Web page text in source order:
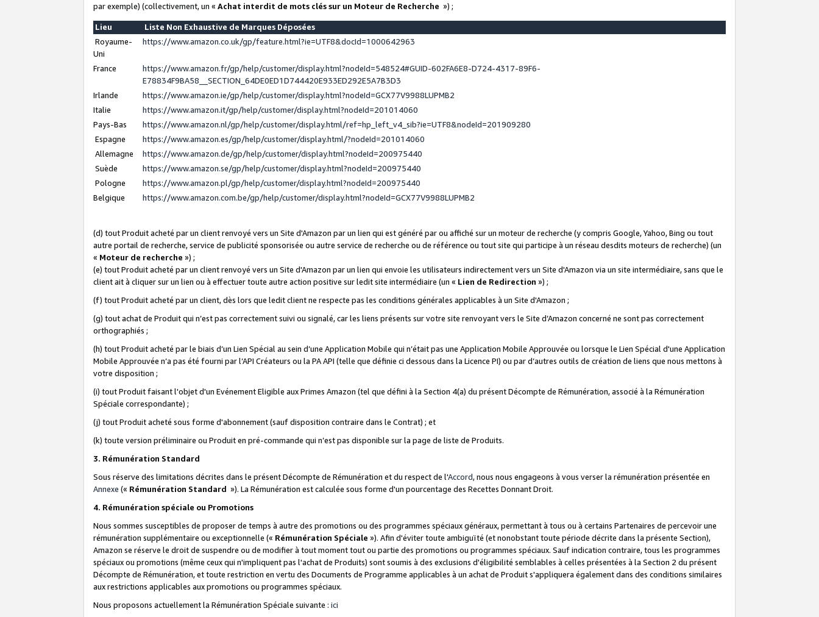
par exemple) (collectivement, un « Achat interdit de mots clés sur un Moteur de Recherche ») ;
Lieu
Liste Non Exhaustive de Marques Déposées
Royaume-
Uni
https://www.amazon.co.uk/gp/feature.html?ie=UTF8&docId=1000642963
France
https://www.amazon.fr/gp/help/customer/display.html?nodeId=548524#GUID-602FA6E8-D724-4317-89F6-
E78834F9BA58__SECTION_64DE0ED1D744420E933ED292E5A7B3D3
Irlande
https://www.amazon.ie/gp/help/customer/display.html?nodeId=GCX77V9988LUPMB2
Italie
https://www.amazon.it/gp/help/customer/display.html?nodeId=201014060
Pays-Bas
https://www.amazon.nl/gp/help/customer/display.html/ref=hp_left_v4_sib?ie=UTF8&nodeId=201909280
Espagne
https://www.amazon.es/gp/help/customer/display.html/?nodeId=201014060
Allemagne
https://www.amazon.de/gp/help/customer/display.html?nodeId=200975440
Suède
https://www.amazon.se/gp/help/customer/display.html?nodeId=200975440
Pologne
https://www.amazon.pl/gp/help/customer/display.html?nodeId=200975440
Belgique
https://www.amazon.com.be/gp/help/customer/display.html?nodeId=GCX77V9988LUPMB2
(d) tout Produit acheté par un client renvoyé vers un Site d'Amazon par un lien qui est généré par ou affiché sur un moteur de recherche (y compris Google, Yahoo, Bing ou tout
autre portail de recherche, service de publicité sponsorisée ou autre service de recherche ou de référence ou tout site qui participe à un réseau desdits moteurs de recherche) (un
« Moteur de recherche ») ;
(e) tout Produit acheté par un client renvoyé vers un Site d'Amazon par un lien qui envoie les utilisateurs indirectement vers un Site d'Amazon via un site intermédiaire, sans que le
client ait à cliquer sur un lien ou à effectuer toute autre action positive sur ledit site intermédiaire (un « Lien de Redirection ») ;
(f) tout Produit acheté par un client, dès lors que ledit client ne respecte pas les conditions générales applicables à un Site d'Amazon ;
(g) tout achat de Produit qui n’est pas correctement suivi ou signalé, car les liens présents sur votre site renvoyant vers le Site d’Amazon concerné ne sont pas correctement
orthographiés ;
(h) tout Produit acheté par le biais d’un Lien Spécial au sein d’une Application Mobile qui n’était pas une Application Mobile Approuvée ou lorsque le Lien Spécial d'une Application
Mobile Approuvée n’a pas été fourni par l’API Créateurs ou la PA API (telle que définie ci dessous dans la Licence PI) ou par d’autres outils de création de liens que nous mettons à
votre disposition ;
(i) tout Produit faisant l'objet d'un Evénement Eligible aux Primes Amazon (tel que défini à la Section 4(a) du présent Décompte de Rémunération, associé à la Rémunération
Spéciale correspondante) ;
(j) tout Produit acheté sous forme d'abonnement (sauf disposition contraire dans le Contrat) ; et
(k) toute version préliminaire ou Produit en pré-commande qui n’est pas disponible sur la page de liste de Produits.
3. Rémunération Standard
Sous réserve des limitations décrites dans le présent Décompte de Rémunération et du respect de l'Accord, nous nous engageons à vous verser la rémunération présentée en
Annexe (« Rémunération Standard »). La Rémunération est calculée sous forme d'un pourcentage des Recettes Donnant Droit.
4. Rémunération spéciale ou Promotions
Nous sommes susceptibles de proposer de temps à autre des promotions ou des programmes spéciaux généraux, permettant à tous ou à certains Partenaires de percevoir une
rémunération supplémentaire ou exceptionnelle (« Rémunération Spéciale »). Afin d'éviter toute ambiguïté (et nonobstant toute période décrite dans la présente Section),
Amazon se réserve le droit de suspendre ou de modifier à tout moment tout ou partie des promotions ou programmes spéciaux. Sauf indication contraire, tous les programmes
spéciaux ou promotions (même ceux qui n'impliquent pas l'achat de Produits) sont soumis à des exclusions d'éligibilité semblables à celles présentées à la Section 2 du présent
Décompte de Rémunération, et toute restriction en vertu des Documents de Programme applicables à un achat de Produit s'appliquera également dans des conditions similaires
aux restrictions applicables aux promotions ou programmes spéciaux.
Nous proposons actuellement la Rémunération Spéciale suivante : ici